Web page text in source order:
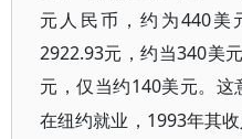
元人民币，约为440美
2922.93元，约当340美
元，仅当约140美元。
这
在纽约就业， 1993年其